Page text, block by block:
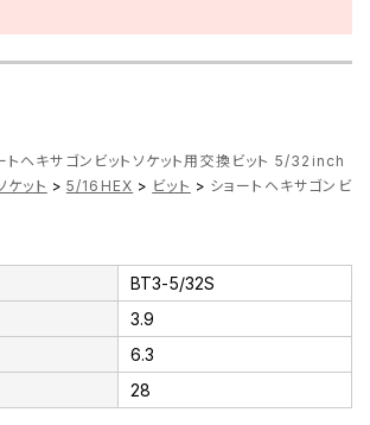
トヘキサゴンビットソケット用交換ビット 5/32inch
ケット > 5/16HEX > ビット > ショートヘキサゴンビ
BT3-5/32S
3.9
6.3
28